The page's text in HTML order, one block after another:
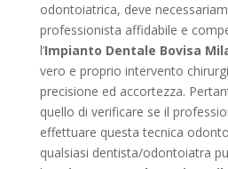
odontoiatrica, deve
professionista affidabile e
l’Impianto Dentale Bovisa
vero e proprio intervento
precisione ed accortezza.
quello di verificare se il
effettuare questa tecnica
qualsiasi dentista/odontoiatra